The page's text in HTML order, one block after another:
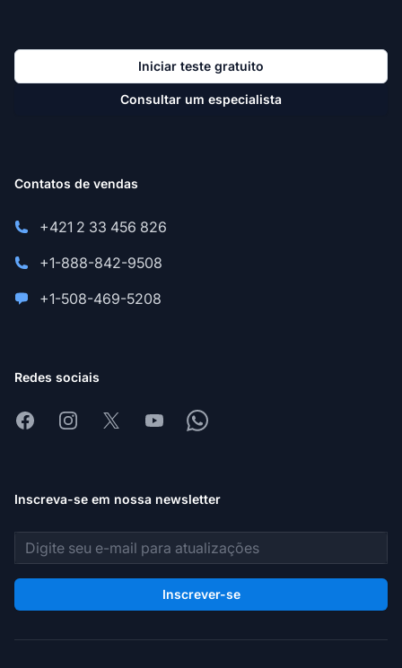
Iniciar teste gratuito
Consultar um especialista
Contatos de vendas
+421 2 33 456 826
+1-888-842-9508
+1-508-469-5208
Redes sociais
FacebookInstagram
X YoutubeWhatsapp
Inscreva-se em nossa newsletter
Endereço de e-mail
Inscrever-se